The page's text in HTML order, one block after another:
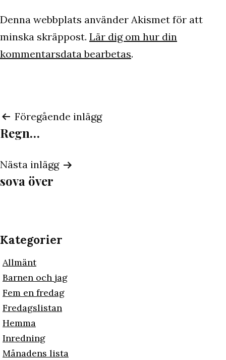
Denna webbplats använder Akismet för att
minska skräppost. Lär dig om hur din
kommentarsdata bearbetas.
Inläggsnavigering
Föregående inlägg
Regn…
Nästa inlägg
sova över
Kategorier
Allmänt
Barnen och jag
Fem en fredag
Fredagslistan
Hemma
Inredning
Månadens lista